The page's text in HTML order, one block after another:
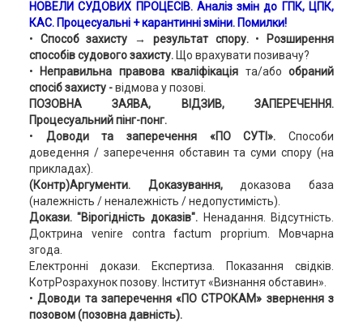
НОВЕЛИ СУДОВИХ ПРОЦЕСІВ. Аналіз змін до ГПК, ЦПК,
КАС. Процесуальні + карантинні зміни. Помилки!
• Способ захисту → результат спору.•
Розширення
способів судового захисту.Що врахувати позивачу?
•
Неправильна правова кваліфікація та/абообраний
спосіб захисту -відмова у позові.
ПОЗОВНА ЗАЯВА, ВІДЗИВ, ЗАПЕРЕЧЕННЯ.
Процесуальний пінг-понг.
• Доводи та заперечення «ПО СУТІ».Способи
доведення / заперечення обставин та суми спору (на
прикладах).
(Контр)Аргументи.
Доказування, доказова база
(належність / неналежність / недопустимість).
Докази."Вірогідність доказів". Ненадання. Відсутність.
Доктрина venire contra factum proprium. Мовчарна
згода.
Електронні докази. Експертиза. Показання свідків.
КотрРозрахунок позову. Інститут «Визнання обставин».
•Доводи та заперечення «ПО СТРОКАМ» звернення з
позовом (позовна давність).